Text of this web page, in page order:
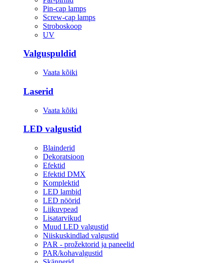
Pin-cap lamps
Screw-cap lamps
Stroboskoop
UV
Valguspuldid
Vaata kõiki
Laserid
Vaata kõiki
LED valgustid
Blainderid
Dekoratsioon
Efektid
Efektid DMX
Komplektid
LED lambid
LED nöörid
Liikuvpead
Lisatarvikud
Muud LED valgustid
Niiskuskindlad valgustid
PAR - prožektorid ja paneelid
PAR/kohavalgustid